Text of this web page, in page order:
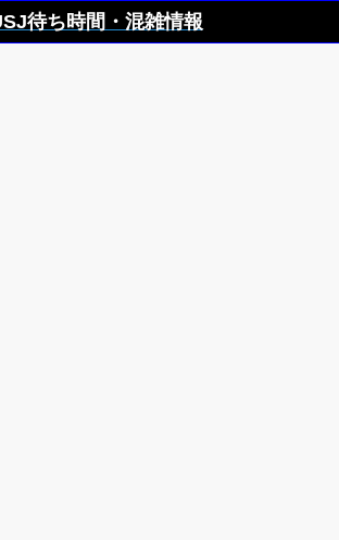
待ち時間・混雑情報